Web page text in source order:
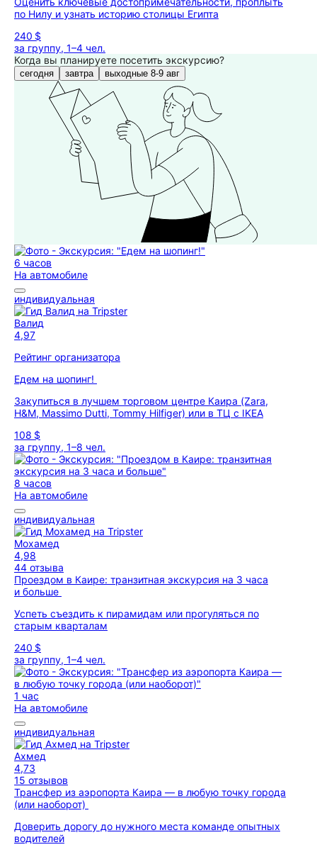
по Нилу и узнать историю столицы Египта
240 $
за группу, 1–4 чел.
Когда вы планируете посетить экскурсию?
сегодня завтра выходные 8-9 авг
6 часов
На автомобиле
индивидуальная
Валид
4,97
Рейтинг организатора
Едем на шопинг!
Закупиться в лучшем торговом центре Каира (Zara,
H&M, Massimo Dutti, Tommy Hilfiger) или в ТЦ с IKEA
108 $
за группу, 1–8 чел.
8 часов
На автомобиле
индивидуальная
Мохамед
4,98
44 отзыва
Проездом в Каире: транзитная экскурсия на 3 часа
и больше
Успеть съездить к пирамидам или прогуляться по
старым кварталам
240 $
за группу, 1–4 чел.
1 час
На автомобиле
индивидуальная
Ахмед
4,73
15 отзывов
Трансфер из аэропорта Каира — в любую точку города
(или наоборот)
Доверить дорогу до нужного места команде опытных
водителей